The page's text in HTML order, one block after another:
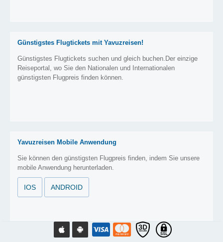
Günstigstes Flugtickets mit Yavuzreisen!
Günstigstes Flugtickets suchen und gleich buchen.Der einzige
Reiseportal, wo Sie den Nationalen und Internationalen
günstigsten Flugpreis finden können.
Yavuzreisen Mobile Anwendung
Sie können den günstigsten Flugpreis finden, indem Sie unsere
mobile Anwendung herunterladen.
IOS ANDROID